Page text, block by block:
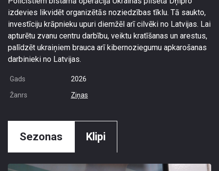
izdevies likvidēt organizētās noziedzības tīklu. Tā saukto,
investīciju krāpnieku upuri diemžēl arī cilvēki no Latvijas. Lai
apturētu zvanu centru darbību, veiktu kratīšanas un arestus,
palīdzēt ukraiņiem brauca arī kibernoziegumu apkarošanas
darbinieki no Latvijas.
Gads 2026
Žanrs Ziņas
Sezonas Klipi